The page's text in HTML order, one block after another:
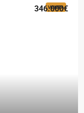
VENTA
346.000€